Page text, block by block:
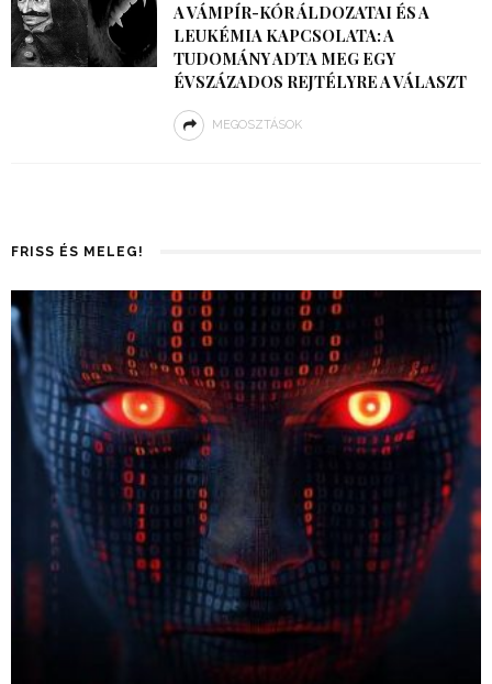
A VÁMPÍR-KÓR ÁLDOZATAI ÉS A
LEUKÉMIA KAPCSOLATA: A
TUDOMÁNY ADTA MEG EGY
ÉVSZÁZADOS REJTÉLYRE A VÁLASZT
MEGOSZTÁSOK
FRISS ÉS MELEG!